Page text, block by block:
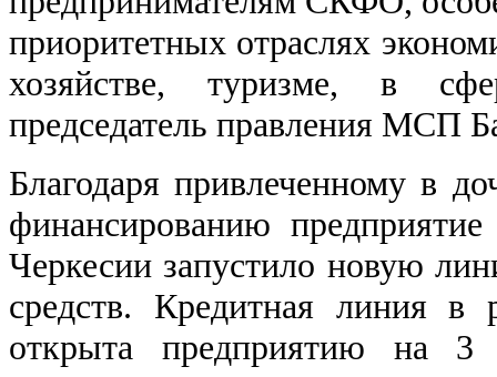
приоритетных отраслях
хозяйстве, туризме, в
председатель правления МСП
Благодаря привлеченному в
финансированию
Черкесии запустило новую
средств. Кредитная линия
открыта предприятию на 3